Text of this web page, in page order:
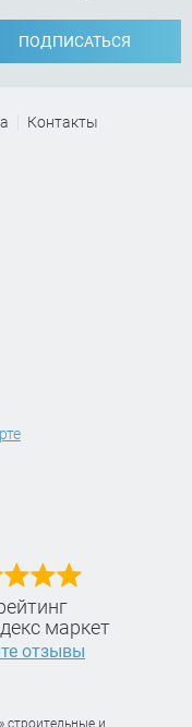
ПОДПИСАТЬСЯ
Контакты
маркет
отзывы
и